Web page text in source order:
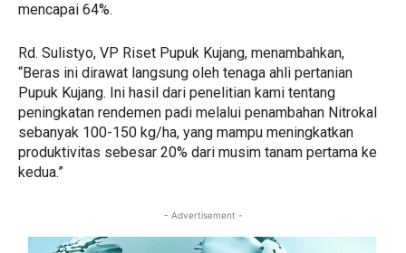
mencapai 64%.
Rd. Sulistyo, VP Riset Pupuk Kujang, menambahkan,
“Beras ini dirawat langsung oleh tenaga ahli pertanian
Pupuk Kujang. Ini hasil dari penelitian kami tentang
peningkatan rendemen padi melalui penambahan Nitrokal
sebanyak 100-150 kg/ha, yang mampu meningkatkan
produktivitas sebesar 20% dari musim tanam pertama ke
kedua.”
- Advertisement -